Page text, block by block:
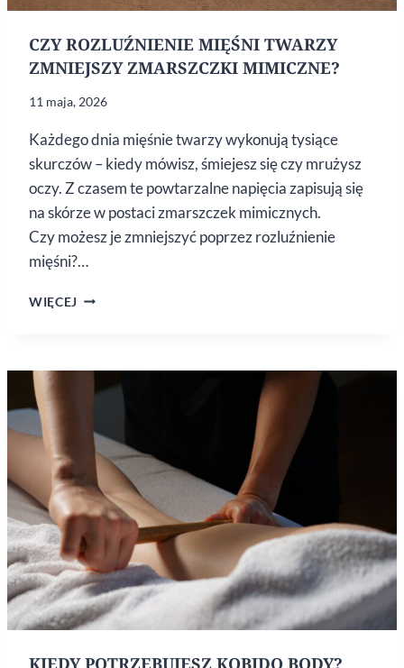
CZY ROZLUŹNIENIE MIĘŚNI TWARZY
ZMNIEJSZY ZMARSZCZKI MIMICZNE?
11 maja, 2026
Każdego dnia mięśnie twarzy wykonują tysiące
skurczów – kiedy mówisz, śmiejesz się czy mrużysz
oczy. Z czasem te powtarzalne napięcia zapisują się
na skórze w postaci zmarszczek mimicznych.
Czy możesz je zmniejszyć poprzez rozluźnienie
mięśni?…
WIĘCEJ CZY ROZLUŹNIENIE
ZMARSZCZKI
MIMICZNE?
KIEDY POTRZEBUJESZ KOBIDO BODY?